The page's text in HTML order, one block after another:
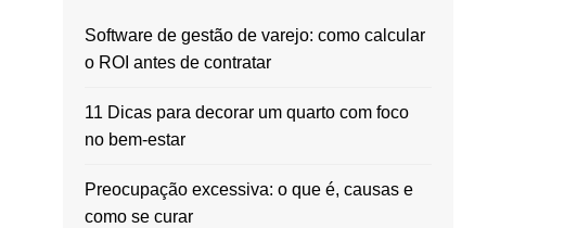
Software de gestão de varejo: como calcular
o ROI antes de contratar
11 Dicas para decorar um quarto com foco
no bem-estar
Preocupação excessiva: o que é, causas e
como se curar